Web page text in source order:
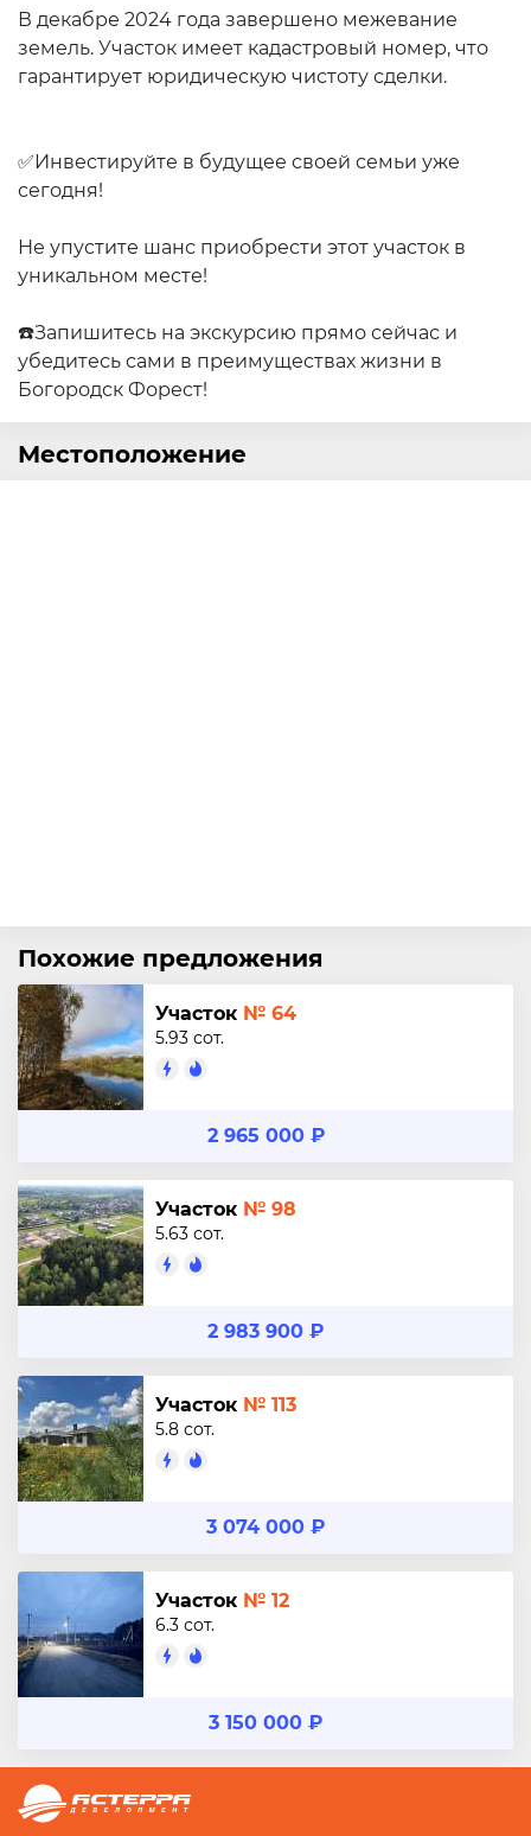
В декабре 2024 года завершено межевание
земель. Участок имеет кадастровый номер, что
гарантирует юридическую чистоту сделки.
✅Инвестируйте в будущее своей семьи уже
сегодня!
Не упустите шанс приобрести этот участок в
уникальном месте!
☎️Запишитесь на экскурсию прямо сейчас и
убедитесь сами в преимуществах жизни в
Богородск Форест!
Местоположение
Похожие предложения
Участок № 64
5.93 сот.
2 965 000 ₽
Участок № 98
5.63 сот.
2 983 900 ₽
Участок № 113
5.8 сот.
3 074 000 ₽
Участок № 12
6.3 сот.
3 150 000 ₽